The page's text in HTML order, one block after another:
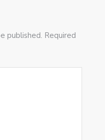
published. Required